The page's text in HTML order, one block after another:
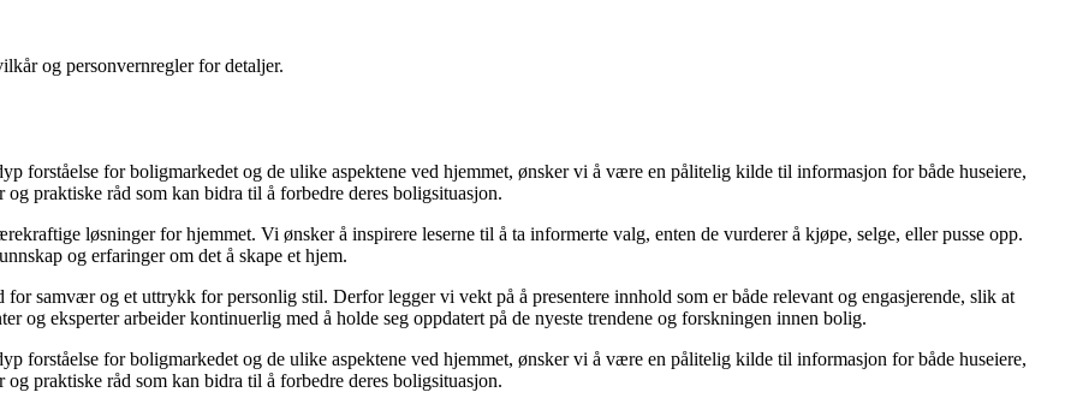
og personvernregler for detaljer.
forståelse for boligmarkedet og de ulike aspektene ved hjemmet, ønsker vi å være en pålitelig kilde til informasjon for både huseiere,
praktiske råd som kan bidra til å forbedre deres boligsituasjon.
løsninger for hjemmet. Vi ønsker å inspirere leserne til å ta informerte valg, enten de vurderer å kjøpe, selge, eller pusse opp.
og erfaringer om det å skape et hjem.
for samvær og et uttrykk for personlig stil. Derfor legger vi vekt på å presentere innhold som er både relevant og engasjerende, slik at
og eksperter arbeider kontinuerlig med å holde seg oppdatert på de nyeste trendene og forskningen innen bolig.
forståelse for boligmarkedet og de ulike aspektene ved hjemmet, ønsker vi å være en pålitelig kilde til informasjon for både huseiere,
praktiske råd som kan bidra til å forbedre deres boligsituasjon.